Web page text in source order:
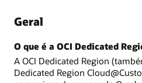
Geral
O que é a OCI Dedicated
A OCI Dedicated Region
Dedicated Region